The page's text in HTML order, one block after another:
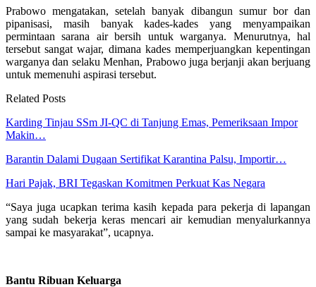
Prabowo mengatakan, setelah banyak dibangun sumur bor dan
pipanisasi, masih banyak kades-kades yang menyampaikan
permintaan sarana air bersih untuk warganya. Menurutnya, hal
tersebut sangat wajar, dimana kades memperjuangkan kepentingan
warganya dan selaku Menhan, Prabowo juga berjanji akan berjuang
untuk memenuhi aspirasi tersebut.
Related Posts
Karding Tinjau SSm JI-QC di Tanjung Emas, Pemeriksaan Impor
Makin…
Barantin Dalami Dugaan Sertifikat Karantina Palsu, Importir…
Hari Pajak, BRI Tegaskan Komitmen Perkuat Kas Negara
“Saya juga ucapkan terima kasih kepada para pekerja di lapangan
yang sudah bekerja keras mencari air kemudian menyalurkannya
sampai ke masyarakat”, ucapnya.
Bantu Ribuan Keluarga